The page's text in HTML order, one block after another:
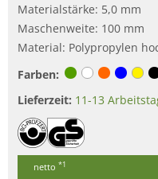
Materialstärke: 5,0 mm
Maschenweite: 100 mm
Material: Polypropylen
Farben:
Lieferzeit: 11-13
netto *1